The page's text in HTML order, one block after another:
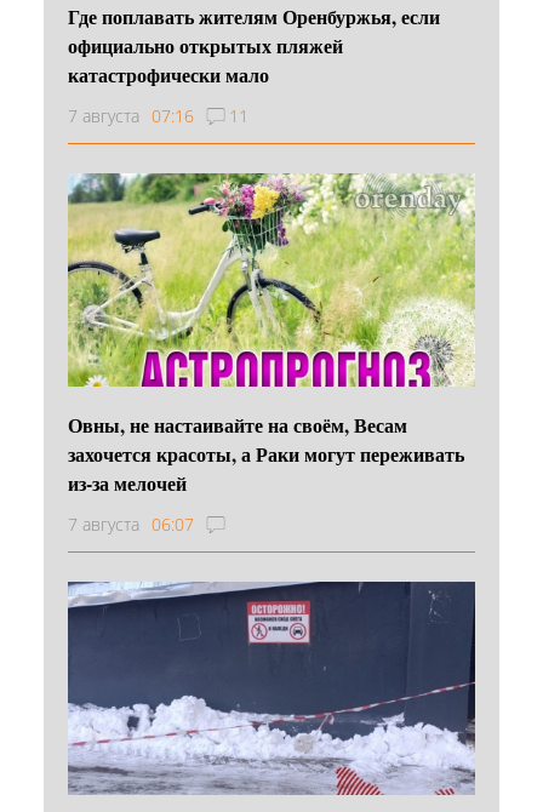
Где поплавать жителям Оренбуржья, если
официально открытых пляжей
катастрофически мало
7 августа 07:16 11
Овны, не настаивайте на своём, Весам
захочется красоты, а Раки могут переживать
из-за мелочей
7 августа 06:07